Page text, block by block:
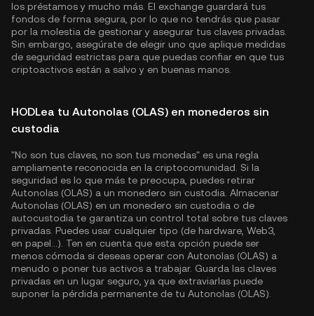
los préstamos y mucho más. El exchange guardará tus
fondos de forma segura, por lo que no tendrás que pasar
por la molestia de gestionar y asegurar tus claves privadas.
Sin embargo, asegúrate de elegir uno que aplique medidas
de seguridad estrictas para que puedas confiar en que tus
criptoactivos están a salvo y en buenas manos.
HODLea tu Autonolas (OLAS) en monederos sin
custodia
"No son tus claves, no son tus monedas" es una regla
ampliamente reconocida en la criptocomunidad. Si la
seguridad es lo que más te preocupa, puedes retirar
Autonolas (OLAS) a un monedero sin custodia. Almacenar
Autonolas (OLAS) en un monedero sin custodia o de
autocustodia te garantiza un control total sobre tus claves
privadas. Puedes usar cualquier tipo (de hardware, Web3,
en papel...). Ten en cuenta que esta opción puede ser
menos cómoda si deseas operar con Autonolas (OLAS) a
menudo o poner tus activos a trabajar. Guarda las claves
privadas en un lugar seguro, ya que extraviarlas puede
suponer la pérdida permanente de tu Autonolas (OLAS).